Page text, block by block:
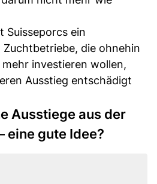
Suisseporcs ein
die ohnehin
investieren wollen,
Ausstieg entschädigt
Ausstiege aus der
eine gute Idee?